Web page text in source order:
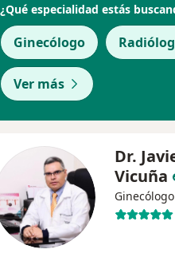
¿Qué especialidad estás
Ginecólogo
Ver más
Dr.
Vicuña
Ginecólogo